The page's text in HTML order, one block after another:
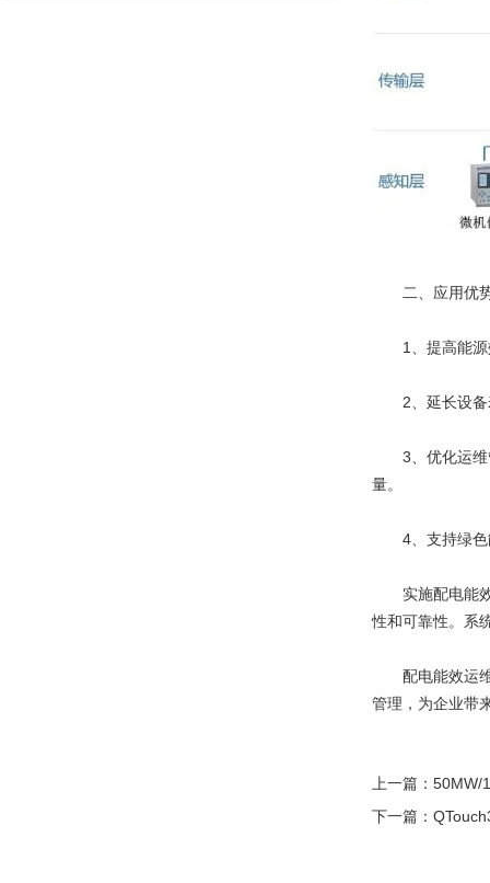
二、应用优
1、提高能源效
2、延长设备寿
3、优化运维管
量。
4、支持绿色能
实施配电能效
性和可靠性。系
配电能效运维
管理，为企业带
上一篇： 50MW/
下一篇：